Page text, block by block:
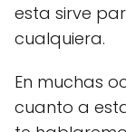
esta sirve
cualquiera.
En muchas
cuanto a